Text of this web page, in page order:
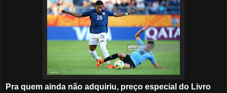
Pra quem ainda não adquiriu, preço especial do Livro